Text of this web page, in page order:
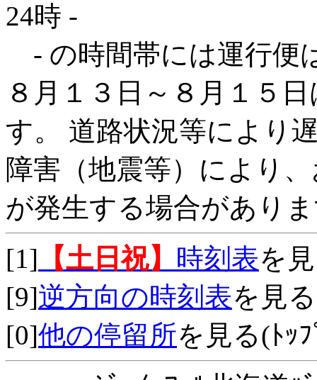
24時 -
- の時間帯には運行便
８月１３日～８月１５
す。 道路状況等により
障害（地震等）により
が発生する場合があり
[1] 【土日祝】 時刻表を
[9]逆方向の時刻表を見る
[0]他の停留所を見る(ﾄｯ